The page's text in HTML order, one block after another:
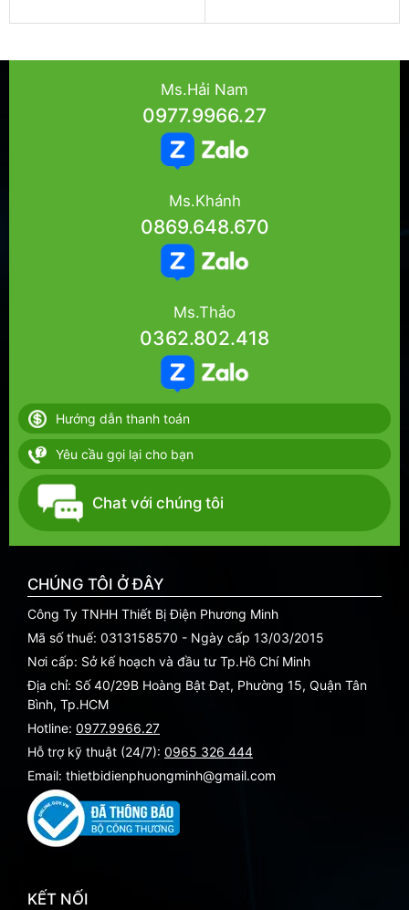
Ms.Hải Nam
0977.9966.27
Ms.Khánh
0869.648.670
Ms.Thảo
0362.802.418
Hướng dẫn thanh toán
Yêu cầu gọi lại cho bạn
Chat với chúng tôi
CHÚNG TÔI Ở ĐÂY
Công Ty TNHH Thiết Bị Điện Phương Minh
Mã số thuế: 0313158570 - Ngày cấp 13/03/2015
Nơi cấp: Sở kế hoạch và đầu tư Tp.Hồ Chí Minh
Địa chỉ: Số 40/29B Hoàng Bật Đạt, Phường 15, Quận Tân
Bình, Tp.HCM
Hotline: 0977.9966.27
Hỗ trợ kỹ thuật (24/7): 0965 326 444
Email: thietbidienphuongminh@gmail.com
KẾT NỐI